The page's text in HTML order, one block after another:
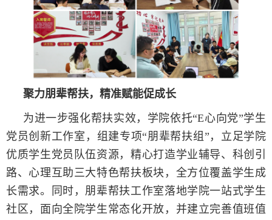
聚力朋辈帮扶，精准赋能促成长
为进一步强化帮扶实效，学院依托“E心向党”学生
党员创新工作室，组建专项“朋辈帮扶组”，立足学院
优质学生党员队伍资源，精心打造学业辅导、科创引
路、心理互助三大特色帮扶板块，全方位覆盖学生成
长需求。同时，朋辈帮扶工作室落地学院一站式学生
社区，面向全院学生常态化开放，并建立完善值班值